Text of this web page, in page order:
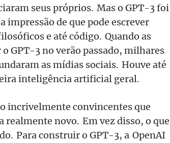
seus próprios. Mas o GPT-3 foi
impressão de que pode escrever
e até código. Quando as
GPT-3 no verão passado, milhares
as mídias sociais. Houve até
inteligência artificial geral.
incrivelmente convincentes que
realmente novo. Em vez disso, o que
Para construir o GPT-3, a OpenAI